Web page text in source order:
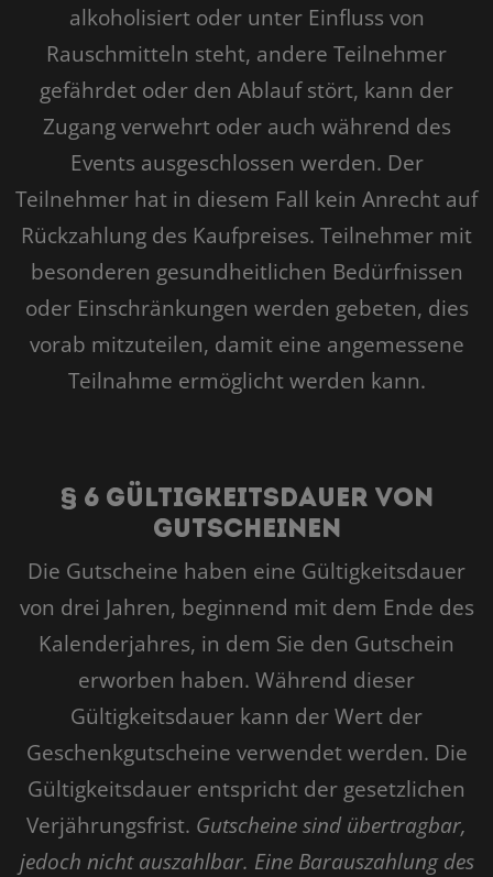
alkoholisiert oder unter Einfluss von
Rauschmitteln steht, andere Teilnehmer
gefährdet oder den Ablauf stört, kann der
Zugang verwehrt oder auch während des
Events ausgeschlossen werden. Der
Teilnehmer hat in diesem Fall kein Anrecht auf
Rückzahlung des Kaufpreises. Teilnehmer mit
besonderen gesundheitlichen Bedürfnissen
oder Einschränkungen werden gebeten, dies
vorab mitzuteilen, damit eine angemessene
Teilnahme ermöglicht werden kann.
§ 6 Gültigkeitsdauer von
Gutscheinen
Die Gutscheine haben eine Gültigkeitsdauer
von drei Jahren, beginnend mit dem Ende des
Kalenderjahres, in dem Sie den Gutschein
erworben haben. Während dieser
Gültigkeitsdauer kann der Wert der
Geschenkgutscheine verwendet werden. Die
Gültigkeitsdauer entspricht der gesetzlichen
Verjährungsfrist. Gutscheine sind übertragbar,
jedoch nicht auszahlbar. Eine Barauszahlung des